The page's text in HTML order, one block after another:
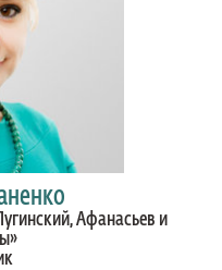
Афанасьев и